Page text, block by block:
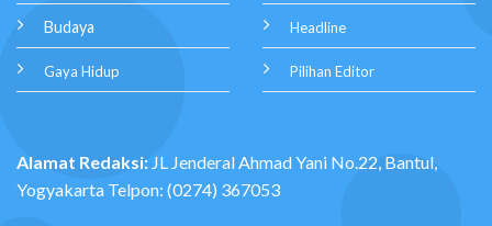
Budaya
Gaya Hidup
Headline
Pilihan Editor
Alamat Redaksi: JL Jenderal Ahmad Yani No.22, Bantul,
Yogyakarta Telpon: (0274) 367053